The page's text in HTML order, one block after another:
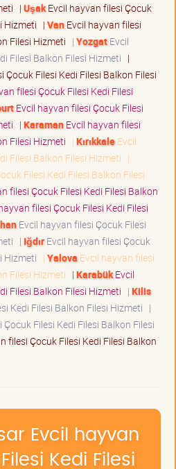
| UşakEvcil hayvan filesi Çocuk
Hizmeti | VanEvcil hayvan filesi
Filesi Hizmeti | YozgatEvcil
Filesi Balkon Filesi Hizmeti |
Filesi Kedi Filesi Balkon Filesi
filesi Çocuk Filesi Kedi Filesi
Evcil hayvan filesi Çocuk Filesi
| KaramanEvcil hayvan filesi
Filesi Hizmeti | KırıkkaleEvcil
Filesi Balkon Filesi Hizmeti |
Filesi Kedi Filesi Balkon Filesi
filesi Çocuk Filesi Kedi Filesi Balkon
filesi Çocuk Filesi Kedi Filesi
Evcil hayvan filesi Çocuk Filesi
| IğdırEvcil hayvan filesi Çocuk
Hizmeti | Yalova Evcil hayvan filesi
Filesi Hizmeti | KarabükEvcil
Filesi Balkon Filesi Hizmeti | Kilis
Kedi Filesi Balkon Filesi Hizmeti |
Filesi Kedi Filesi Balkon Filesi
filesi Çocuk Filesi Kedi Filesi Balkon
Evcil hayvan
Kedi Filesi